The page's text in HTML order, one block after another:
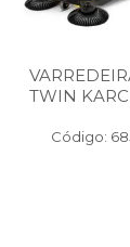
VARREDEIRA S4
TWIN KARCHER
Código: 6855